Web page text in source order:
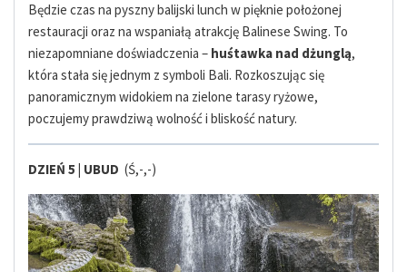
Będzie czas na pyszny balijski lunch w pięknie położonej
restauracji oraz na wspaniałą atrakcję Balinese Swing. To
niezapomniane doświadczenia – huśtawka nad dżunglą,
która stała się jednym z symboli Bali. Rozkoszując się
panoramicznym widokiem na zielone tarasy ryżowe,
poczujemy prawdziwą wolność i bliskość natury.
DZIEŃ 5 | UBUD (Ś,-,-)